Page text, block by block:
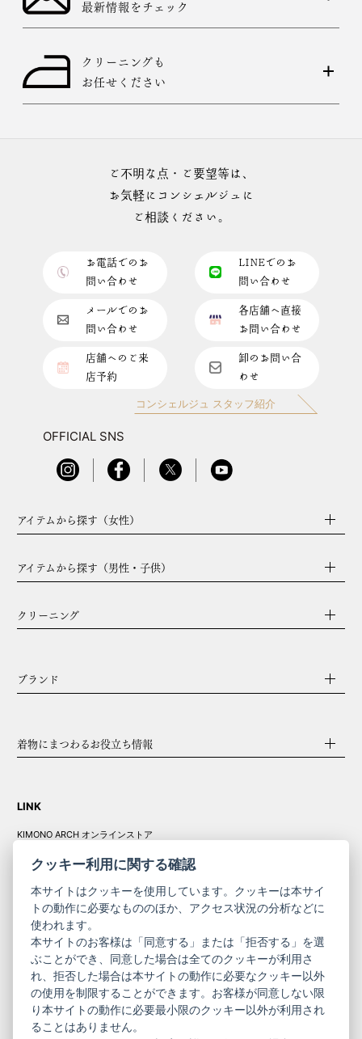
店舗一覧はこちら最新情報をチェック
クリーニングも
お任せください
ご不明な点・ご要望等は、
お気軽にコンシェルジュに
ご相談ください。
お電話でのお
問い合わせ
LINEでのお
問い合わせ
メールでのお
問い合わせ
各店舗へ直接
お問い合わせ
店舗へのご来
店予約
卸のお問い合
わせ
コンシェルジュ スタッフ紹介
OFFICIAL SNS
アイテムから探す（女性）
アイテムから探す（男性・子供）
クリーニング
ブランド
着物にまつわるお役立ち情報
LINK
KIMONO ARCH オンラインストア
コーポレート
サイト
きものやまと振
袖
サイト
ニュースレター
ご利用案内
お問い合わせ
プライバシーポリシー
特定商取引法に基づく表記
クッキー利用に関する確認
本サイトはクッキーを使用しています。クッキーは本サイ
トの動作に必要なもののほか、アクセス状況の分析などに
使われます。
本サイトのお客様は「同意する」または「拒否する」を選
ぶことができ、同意した場合は全てのクッキーが利用さ
れ、拒否した場合は本サイトの動作に必要なクッキー以外
の使用を制限することができます。お客様が同意しない限
り本サイトの動作に必要最小限のクッキー以外が利用され
ることはありません。